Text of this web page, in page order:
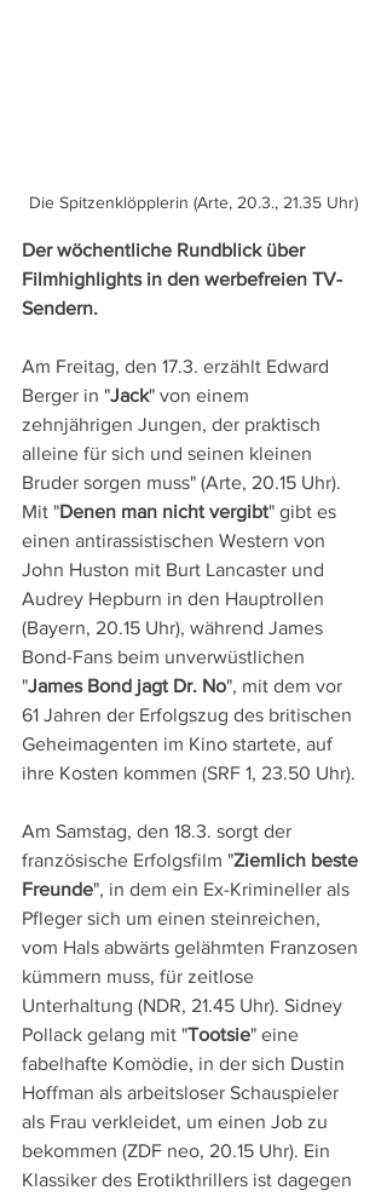
Die Spitzenklöpplerin (Arte, 20.3., 21.35 Uhr)
Der wöchentliche Rundblick über
Filmhighlights in den werbefreien TV-
Sendern.
Am Freitag, den 17.3. erzählt Edward
Berger in "Jack" von einem
zehnjährigen Jungen, der praktisch
alleine für sich und seinen kleinen
Bruder sorgen muss" (Arte, 20.15 Uhr).
Mit "Denen man nicht vergibt" gibt es
einen antirassistischen Western von
John Huston mit Burt Lancaster und
Audrey Hepburn in den Hauptrollen
(Bayern, 20.15 Uhr), während James
Bond-Fans beim unverwüstlichen
"James Bond jagt Dr. No", mit dem vor
61 Jahren der Erfolgszug des britischen
Geheimagenten im Kino startete, auf
ihre Kosten kommen (SRF 1, 23.50 Uhr).
Am Samstag, den 18.3. sorgt der
französische Erfolgsfilm "Ziemlich beste
Freunde", in dem ein Ex-Krimineller als
Pfleger sich um einen steinreichen,
vom Hals abwärts gelähmten Franzosen
kümmern muss, für zeitlose
Unterhaltung (NDR, 21.45 Uhr). Sidney
Pollack gelang mit "Tootsie" eine
fabelhafte Komödie, in der sich Dustin
Hoffman als arbeitsloser Schauspieler
als Frau verkleidet, um einen Job zu
bekommen (ZDF neo, 20.15 Uhr). Ein
Klassiker des Erotikthrillers ist dagegen